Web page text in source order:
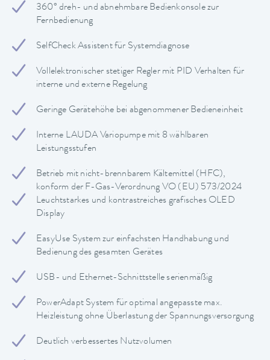
360° dreh- und abnehmbare Bedienkonsole zur
Fernbedienung
SelfCheck Assistent für Systemdiagnose
Vollelektronischer stetiger Regler mit PID Verhalten für
interne und externe Regelung
Geringe Gerätehöhe bei abgenommener Bedieneinheit
Interne LAUDA Variopumpe mit 8 wählbaren
Leistungsstufen
Betrieb mit nicht-brennbarem Kältemittel (HFC),
konform der F-Gas-Verordnung VO (EU) 573/2024
Leuchtstarkes und kontrastreiches grafisches OLED
Display
EasyUse System zur einfachsten Handhabung und
Bedienung des gesamten Gerätes
USB- und Ethernet-Schnittstelle serienmäßig
PowerAdapt System für optimal angepasste max.
Heizleistung ohne Überlastung der Spannungsversorgung
Deutlich verbessertes Nutzvolumen